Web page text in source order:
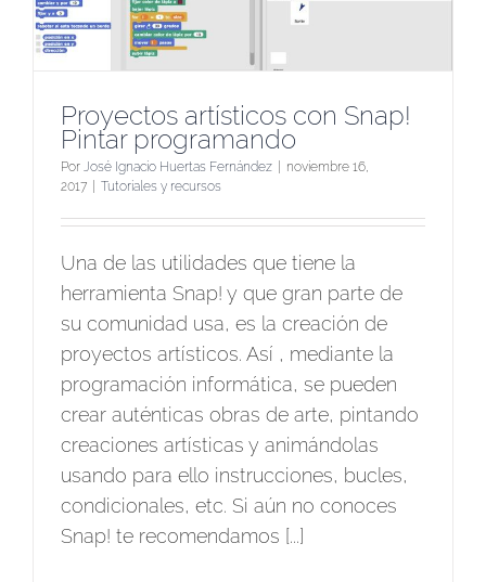
Proyectos artísticos con Snap!
Pintar programando
Por José Ignacio Huertas Fernández
noviembre 16,
2017
Tutoriales y recursos
Una de las utilidades que tiene la
herramienta Snap! y que gran parte de
su comunidad usa, es la creación de
proyectos artísticos. Así , mediante la
programación informática, se pueden
crear auténticas obras de arte, pintando
creaciones artísticas y animándolas
usando para ello instrucciones, bucles,
condicionales, etc. Si aún no conoces
Snap! te recomendamos [...]